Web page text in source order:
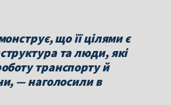
що її цілями є
та люди, які
транспорту й
— наголосили в